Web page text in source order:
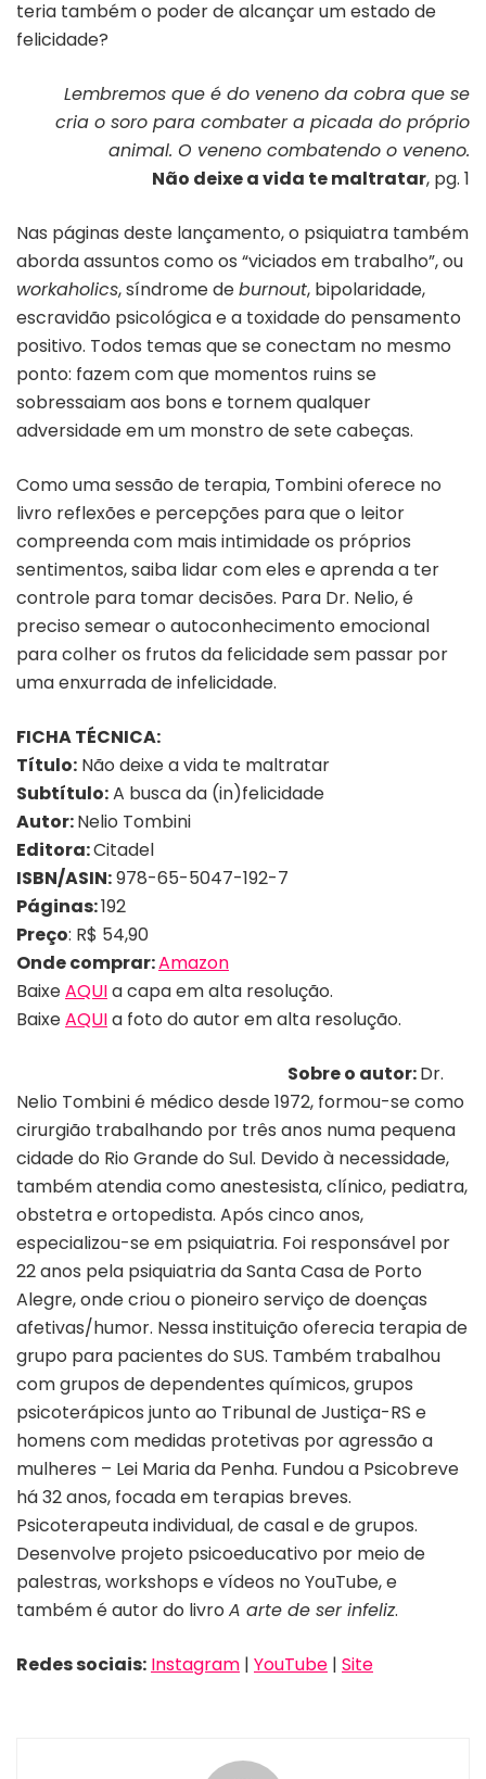
teria também o poder de alcançar um estado de
felicidade?
Lembremos que é do veneno da cobra que se
cria o soro para combater a picada do próprio
animal. O veneno combatendo o veneno.
Não deixe a vida te maltratar, pg. 1
Nas páginas deste lançamento, o psiquiatra também
aborda assuntos como os “viciados em trabalho”, ou
workaholics, síndrome deburnout, bipolaridade,
escravidão psicológica e a toxidade do pensamento
positivo. Todos temas que se conectam no mesmo
ponto: fazem com que momentos ruins se
sobressaiam aos bons e tornem qualquer
adversidade em um monstro de sete cabeças.
Como uma sessão de terapia, Tombini oferece no
livro reflexões e percepções para que o leitor
compreenda com mais intimidade os próprios
sentimentos, saiba lidar com eles e aprenda a ter
controle para tomar decisões. Para Dr. Nelio, é
preciso semear o autoconhecimento emocional
para colher os frutos da felicidade sem passar por
uma enxurrada de infelicidade.
FICHA TÉCNICA:
Título: Não deixe a vida te maltratar
Subtítulo:A busca da (in)felicidade
Autor:Nelio Tombini
Editora:Citadel
ISBN/ASIN:978-65-5047-192-7
Páginas:192
Preço: R$ 54,90
Onde comprar:Amazon
BaixeAQUIa capa em alta resolução.
BaixeAQUIa foto do autor em alta resolução.
Sobre o autor:Dr.
Nelio Tombini é médico desde 1972, formou-se como
cirurgião trabalhando por três anos numa pequena
cidade do Rio Grande do Sul. Devido à necessidade,
também atendia como anestesista, clínico, pediatra,
obstetra e ortopedista. Após cinco anos,
especializou-se em psiquiatria. Foi responsável por
22 anos pela psiquiatria da Santa Casa de Porto
Alegre, onde criou o pioneiro serviço de doenças
afetivas/humor. Nessa instituição oferecia terapia de
grupo para pacientes do SUS. Também trabalhou
com grupos de dependentes químicos, grupos
psicoterápicos junto ao Tribunal de Justiça-RS e
homens com medidas protetivas por agressão a
mulheres – Lei Maria da Penha. Fundou a Psicobreve
há 32 anos, focada em terapias breves.
Psicoterapeuta individual, de casal e de grupos.
Desenvolve projeto psicoeducativo por meio de
palestras, workshops e vídeos no YouTube, e
também é autor do livro A arte de ser infeliz.
Redes sociais: Instagram | YouTube | Site